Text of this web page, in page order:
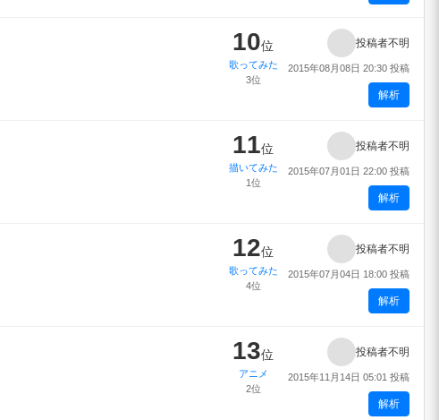
10位
歌ってみた
3位
投稿者不明
2015年08月08日 20:30 投稿
解析
11位
描いてみた
1位
投稿者不明
2015年07月01日 22:00 投稿
解析
12位
歌ってみた
4位
投稿者不明
2015年07月04日 18:00 投稿
解析
13位
アニメ
2位
投稿者不明
2015年11月14日 05:01 投稿
解析